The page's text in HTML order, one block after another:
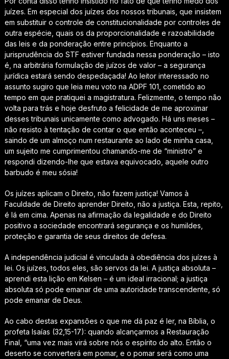
juízes. Em especial dos juízes dos nossos tribunais, que insistem
em substituir o controle de constitucionalidade por controles de
outra espécie, quais os da proporcionalidade e razoabilidade
das leis e da ponderação entre princípios. Enquanto a
jurisprudência do STF estiver fundada nessa ponderação – isto
é, na arbitrária formulação de juízos de valor – a segurança
jurídica estará sendo despedaçada! Ao leitor interessado no
assunto sugiro que leia meu voto na ADPF 101, cometido ao
tempo em que pratiquei a magistratura. Felizmente, o tempo não
volta para trás e hoje desfruto a felicidade de me aproximar
desses tribunais unicamente como advogado. Há uns meses –
não resisto à tentação de contar o que então aconteceu –,
saindo de um almoço num restaurante ao lado de minha casa,
um sujeito me cumprimentou chamando-me de “ministro” e
respondi dizendo-lhe que estava equivocado, aquele outro
barbudo é meu sósia!
Os juízes aplicam o Direito, não fazem justiça! Vamos à
Faculdade de Direito aprender Direito, não a justiça. Esta, repito,
é lá em cima. Apenas na afirmação da legalidade e do Direito
positivo a sociedade encontrará segurança e os humildes,
proteção e garantia de seus direitos de defesa.
A independência judicial é vinculada à obediência dos juízes à
lei. Os juízes, todos eles, são servos da lei. A justiça absoluta –
aprendi esta lição em Kelsen – é um ideal irracional; a justiça
absoluta só pode emanar de uma autoridade transcendente, só
pode emanar de Deus.
Ao cabo destas expansões o que me dá paz é ler, na Bíblia, o
profeta Isaías (32,15-17): quando alcançarmos a Restauração
Final, “uma vez mais virá sobre nós o espírito do alto. Então o
deserto se converterá em pomar, e o pomar será como uma